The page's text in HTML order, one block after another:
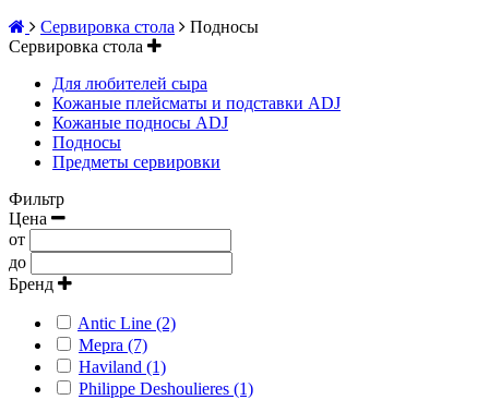
Сервировка стола
Подносы
Сервировка стола
Для любителей сыра
Кожаные плейсматы и подставки ADJ
Кожаные подносы ADJ
Подносы
Предметы сервировки
Фильтр
Цена
от
до
Бренд
Antic Line (2)
Mepra (7)
Haviland (1)
Philippe Deshoulieres (1)